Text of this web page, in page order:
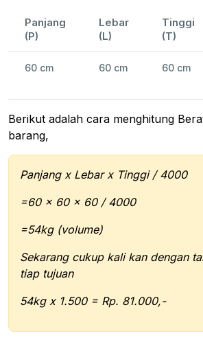
Panjang
(P)
Lebar
(L)
Tinggi
(T)
60 cm 60 cm 60 cm
Berikut adalah cara menghitung
barang,
Panjang x Lebar x Tinggi / 4000
=60 x 60 x 60 / 4000
=54kg (volume)
Sekarang cukup kali kan dengan
tiap tujuan
54kg x 1.500 = Rp. 81.000,-